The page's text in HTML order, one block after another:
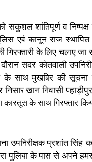
सकुशल शांतिपूर्ण व
एवं कानून राज
गिरफ्तारी के लिए चलाए
सदर कोतवाली
के साथ मुखबिर की
खान निवासी
कारतूस के साथ गिरफ्तार
उपनिरीक्षक प्रशांत सिंह
पुलिया के पास से अपने